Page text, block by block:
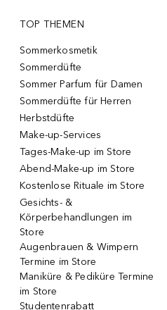
TOP THEMEN
Sommerkosmetik
Sommerdüfte
Sommer Parfum für Damen
Sommerdüfte für Herren
Herbstdüfte
Make-up-Services
Tages-Make-up im Store
Abend-Make-up im Store
Kostenlose Rituale im Store
Gesichts- &
Körperbehandlungen im
Store
Augenbrauen & Wimpern
Termine im Store
Maniküre & Pediküre Termine
im Store
Studentenrabatt